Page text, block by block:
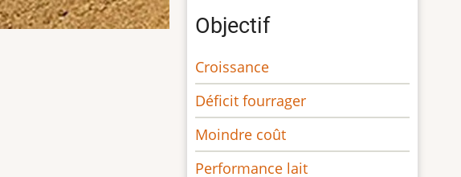
Objectif
Croissance
Déficit fourrager
Moindre coût
Performance lait